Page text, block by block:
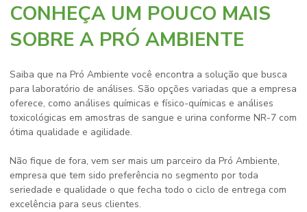
CONHEÇA UM POUCO MAIS
SOBRE A PRÓ AMBIENTE
Saiba que na Pró Ambiente você encontra a solução que busca
para laboratório de análises. São opções variadas que a empresa
oferece, como análises químicas e físico-químicas e análises
toxicológicas em amostras de sangue e urina conforme NR-7 com
ótima qualidade e agilidade.
Não fique de fora, vem ser mais um parceiro da Pró Ambiente,
empresa que tem sido preferência no segmento por toda
seriedade e qualidade o que fecha todo o ciclo de entrega com
excelência para seus clientes.